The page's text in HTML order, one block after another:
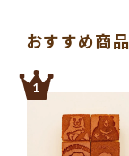
おすすめ商品
1